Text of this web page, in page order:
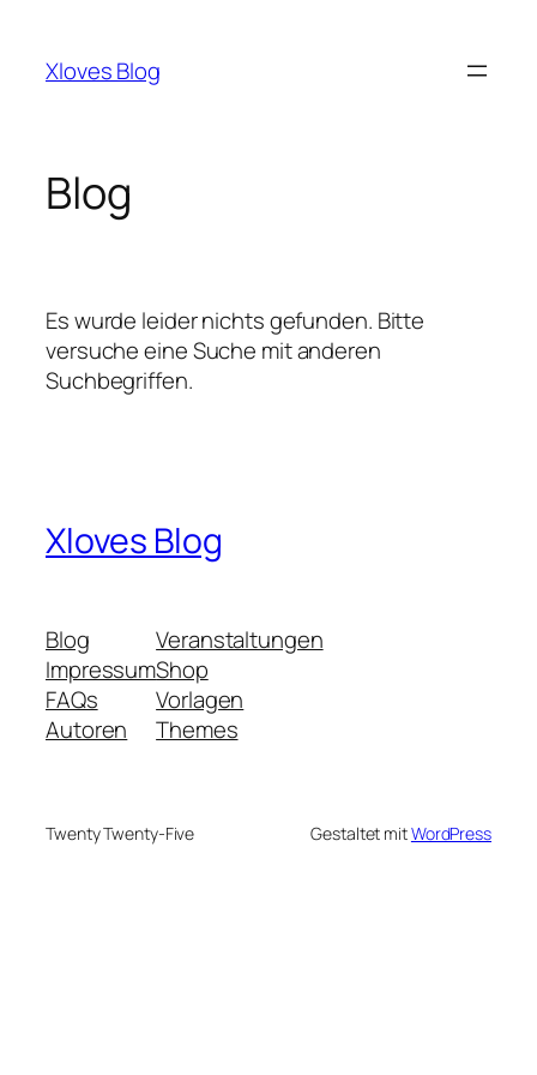
springen
Xloves Blog
Blog
Es wurde leider nichts gefunden. Bitte
versuche eine Suche mit anderen
Suchbegriffen.
Xloves Blog
Blog
Impressum
FAQs
Autoren
Veranstaltungen
Shop
Vorlagen
Themes
Twenty Twenty-Five Gestaltet mitWordPress